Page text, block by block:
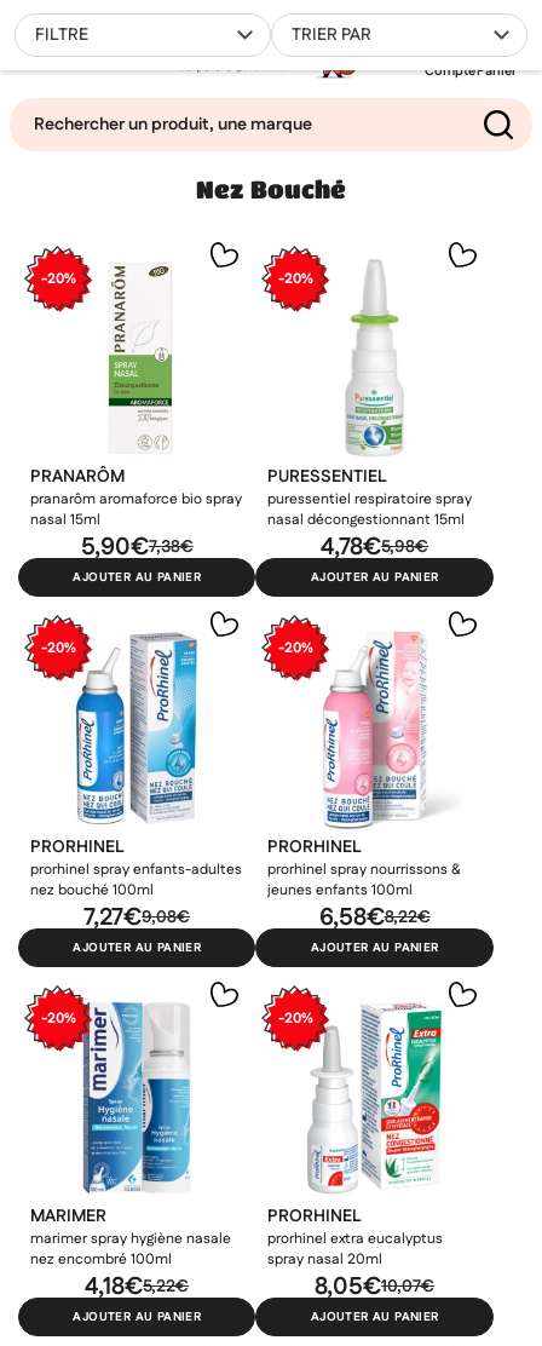
Compte
0
Panier
Filtrer
TRIER PAR
FILTRE
Nez Bouché
-20%
PRANARÔM
pranarôm aromaforce bio spray
nasal 15ml
7,38€
5,90€
AJOUTER AU PANIER
-20%
PURESSENTIEL
puressentiel respiratoire spray
nasal décongestionnant 15ml
5,98€
4,78€
AJOUTER AU PANIER
-20%
PRORHINEL
prorhinel spray enfants-adultes
nez bouché 100ml
9,08€
7,27€
AJOUTER AU PANIER
-20%
PRORHINEL
prorhinel spray nourrissons &
jeunes enfants 100ml
8,22€
6,58€
AJOUTER AU PANIER
-20%
MARIMER
marimer spray hygiène nasale
nez encombré 100ml
5,22€
4,18€
AJOUTER AU PANIER
-20%
PRORHINEL
prorhinel extra eucalyptus
spray nasal 20ml
10,07€
8,05€
AJOUTER AU PANIER